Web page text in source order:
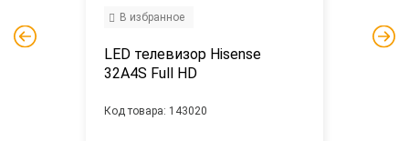
LED телевизор Hisense
32A4S Full HD
Код товара: 143020
В избранное